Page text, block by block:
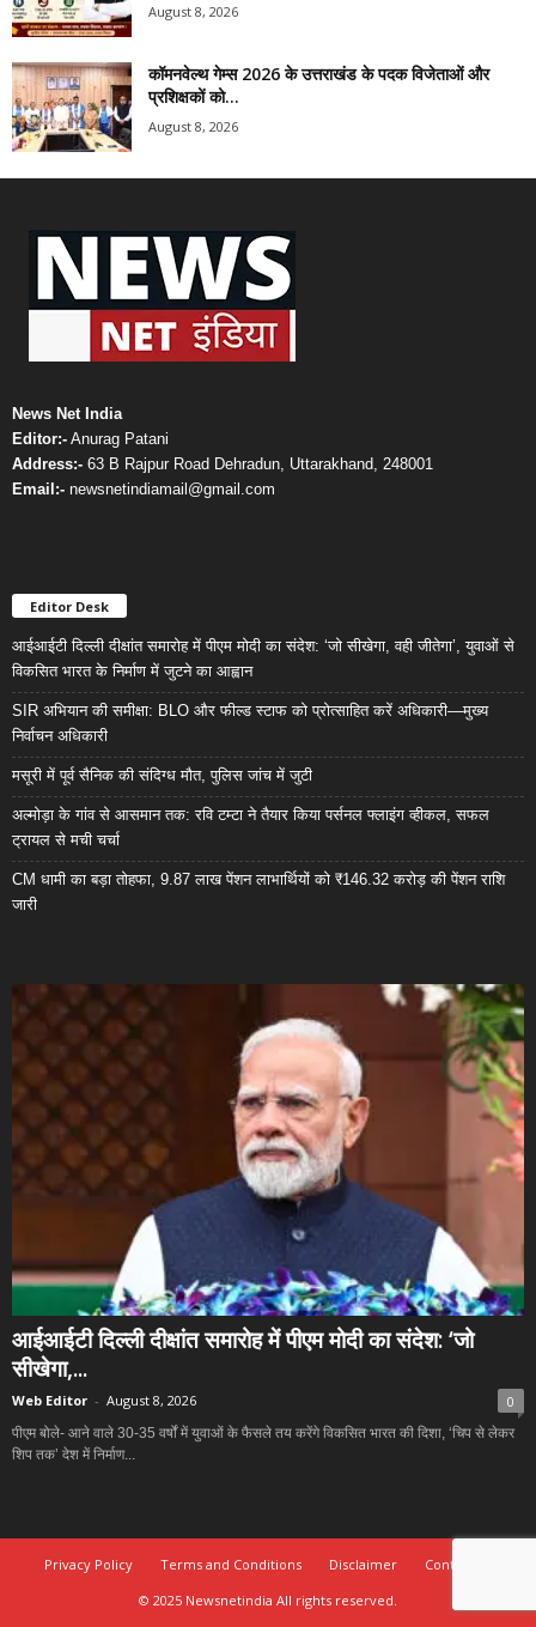
August 8, 2026
कॉमनवेल्थ गेम्स 2026 के उत्तराखंड के पदक विजेताओं और
प्रशिक्षकों को...
August 8, 2026
News Net India
Editor:- Anurag Patani
Address:- 63 B Rajpur Road Dehradun, Uttarakhand, 248001
Email:- newsnetindiamail@gmail.com
Editor Desk
आईआईटी दिल्ली दीक्षांत समारोह में पीएम मोदी का संदेश: ‘जो सीखेगा, वही जीतेगा’, युवाओं से
विकसित भारत के निर्माण में जुटने का आह्वान
SIR अभियान की समीक्षा: BLO और फील्ड स्टाफ को प्रोत्साहित करें अधिकारी—मुख्य
निर्वाचन अधिकारी
मसूरी में पूर्व सैनिक की संदिग्ध मौत, पुलिस जांच में जुटी
अल्मोड़ा के गांव से आसमान तक: रवि टम्टा ने तैयार किया पर्सनल फ्लाइंग व्हीकल, सफल
ट्रायल से मची चर्चा
CM धामी का बड़ा तोहफा, 9.87 लाख पेंशन लाभार्थियों को ₹146.32 करोड़ की पेंशन राशि
जारी
आईआईटी दिल्ली दीक्षांत समारोह में पीएम मोदी का संदेश: ‘जो
सीखेगा,...
Web Editor - August 8, 2026 0
पीएम बोले- आने वाले 30-35 वर्षों में युवाओं के फैसले तय करेंगे विकसित भारत की दिशा, ‘चिप से लेकर
शिप तक’ देश में निर्माण...
Privacy Policy Terms and Conditions Disclaimer
Contact Us
© 2025 Newsnetindia All rights reserved.